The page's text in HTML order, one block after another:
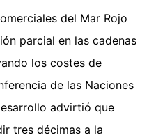
del Mar Rojo
parcial en las cadenas
los costes de
de las Naciones
advirtió que
tres décimas a la